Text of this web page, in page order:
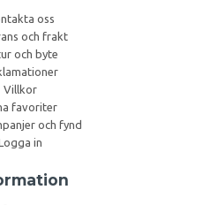
oss
och frakt
och byte
Villkor
favoriter
och fynd
in